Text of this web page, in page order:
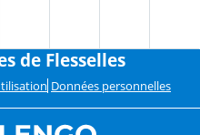
de Flesselles
Données personnelles